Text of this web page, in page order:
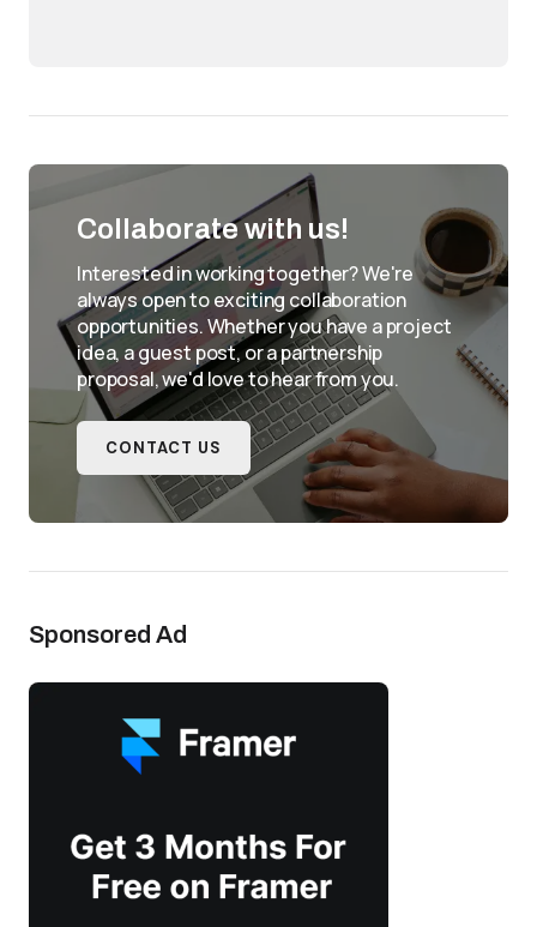
Collaborate with us!
Interested in working together? We're
always open to exciting collaboration
opportunities. Whether you have a project
idea, a guest post, or a partnership
proposal, we'd love to hear from you.
CONTACT US
Sponsored Ad